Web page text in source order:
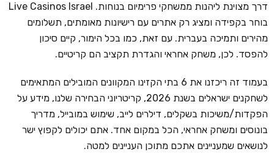
דרך מצוינת ליהנות ממשחקי פרימיום בנוחות. Live Casinos Israel
בוחר בקפידה ומציג רק אתרים עם רישיונות מאומתים, תשלומים
מהירים ותמיכה בעברית. עם זאת, כמו בכל הימור, קיים סיכון
להפסד. לכן, משחק אחראי והגדרת תקציב הם קריטיים.
בעמוד זה ריכזנו את 6 בתי הקזינו המקוונים המובילים המתאימים
לשחקנים ישראלים בשנת 2026, קריטריוני הבחירה שלנו, מידע על
הפקדות/משיכות בשקלים, דילרים לייב, שימוש במובייל, מדריך
בונוסים ומשחק אחראי, הכל במקום אחד. אתם יכולים לקפוץ ישר
לנושאים שמעניינים אתכם מתוכן העניינים למטה.